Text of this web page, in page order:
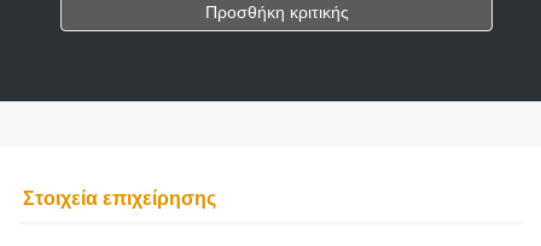
Προσθήκη κριτικής
Στοιχεία επιχείρησης